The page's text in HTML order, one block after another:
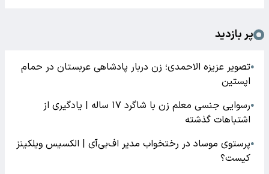
پر بازدید
●تصویر عزیزه الاحمدی؛ زن دربار پادشاهی عربستان در حمام
اپستین
●
رسوایی جنسی معلم زن با شاگرد ۱۷ ساله | یادگیری از
اشتباهات گذشته
●پرستوی موساد در رختخواب مدیر اف‌بی‌آی | الکسیس ویلکینز
کیست؟